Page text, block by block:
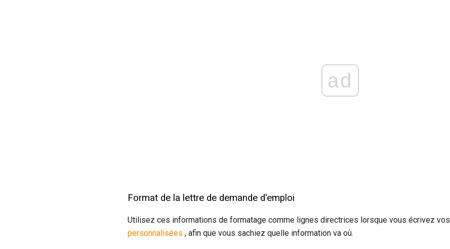
ad
Format de la lettre de demande d'emploi
Utilisez ces informations de formatage comme lignes directrices lorsque vous écrivez vos
personnalisées , afin que vous sachiez quelle information va où.